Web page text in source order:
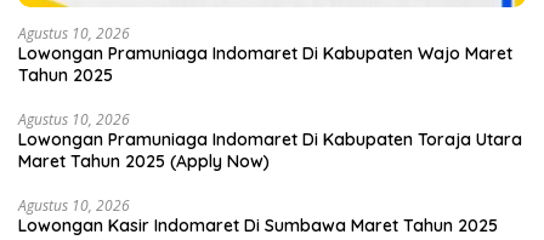
Agustus 10, 2026
Lowongan Pramuniaga Indomaret Di Kabupaten Wajo Maret
Tahun 2025
Agustus 10, 2026
Lowongan Pramuniaga Indomaret Di Kabupaten Toraja Utara
Maret Tahun 2025 (Apply Now)
Agustus 10, 2026
Lowongan Kasir Indomaret Di Sumbawa Maret Tahun 2025